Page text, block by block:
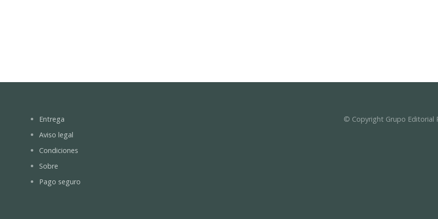
Entrega
Aviso legal
Condiciones
Sobre
Pago seguro
© Copyright Grupo Editorial